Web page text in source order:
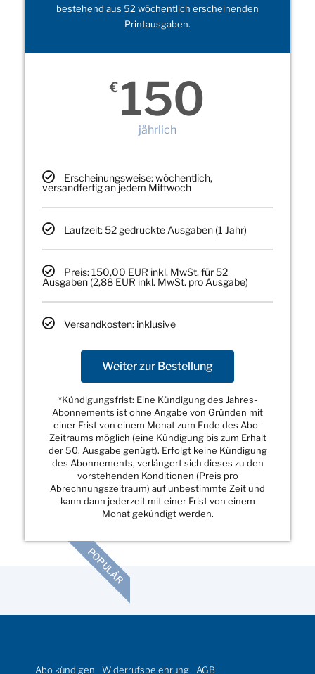
bestehend aus 52 wöchentlich erscheinenden
Printausgaben.
€ 150
jährlich
Erscheinungsweise: wöchentlich,
versandfertig an jedem Mittwoch
Laufzeit: 52 gedruckte Ausgaben (1 Jahr)
Preis: 150,00 EUR inkl. MwSt. für 52
Ausgaben (2,88 EUR inkl. MwSt. pro Ausgabe)
Versandkosten: inklusive
Weiter zur Bestellung
*Kündigungsfrist: Eine Kündigung des Jahres-
Abonnements ist ohne Angabe von Gründen mit
einer Frist von einem Monat zum Ende des Abo-
Zeitraums möglich (eine Kündigung bis zum Erhalt
der 50. Ausgabe genügt). Erfolgt keine Kündigung
des Abonnements, verlängert sich dieses zu den
vorstehenden Konditionen (Preis pro
Abrechnungszeitraum) auf unbestimmte Zeit und
kann dann jederzeit mit einer Frist von einem
Monat gekündigt werden.
POPULÄR
Abo kündigen Widerrufsbelehrung AGB